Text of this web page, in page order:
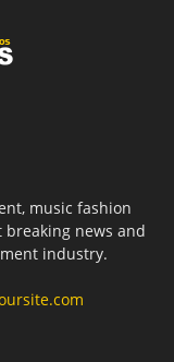
music fashion
news and
industry.